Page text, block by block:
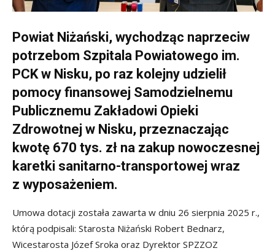
Powiat Niżański, wychodząc naprzeciw
potrzebom Szpitala Powiatowego im.
PCK w Nisku, po raz kolejny udzielił
pomocy finansowej Samodzielnemu
Publicznemu Zakładowi Opieki
Zdrowotnej w Nisku, przeznaczając
kwotę 670 tys. zł na zakup nowoczesnej
karetki sanitarno-transportowej wraz
z wyposażeniem.
Umowa dotacji została zawarta w dniu 26 sierpnia 2025 r.,
którą podpisali: Starosta Niżański Robert Bednarz,
Wicestarosta Józef Sroka oraz Dyrektor SPZZOZ